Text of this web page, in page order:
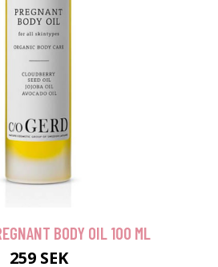
BODY OIL 100 ML
259 SEK